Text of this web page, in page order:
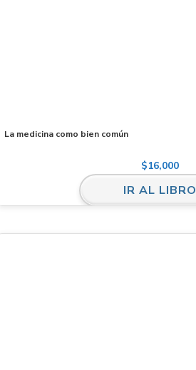
La medicina como bien común
$16,000
IR AL LIBRO